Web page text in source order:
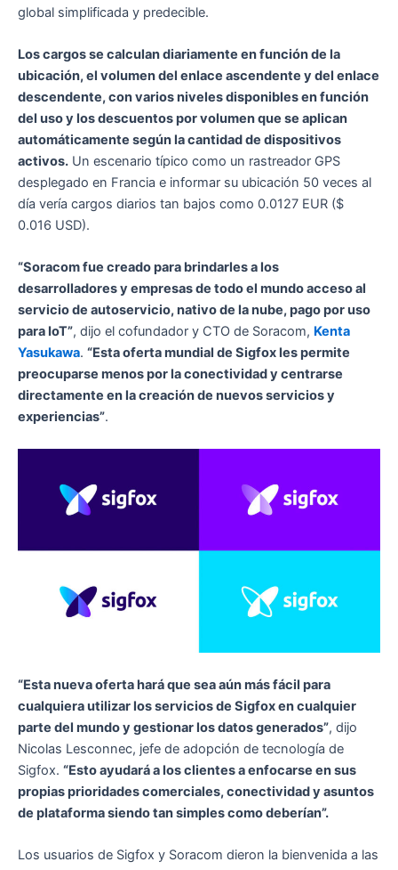
global simplificada y predecible.
Los cargos se calculan diariamente en función de la
ubicación, el volumen del enlace ascendente y del enlace
descendente, con varios niveles disponibles en función
del uso y los descuentos por volumen que se aplican
automáticamente según la cantidad de dispositivos
activos. Un escenario típico como un rastreador GPS
desplegado en Francia e informar su ubicación 50 veces al
día vería cargos diarios tan bajos como 0.0127 EUR ($
0.016 USD).
“Soracom fue creado para brindarles a los
desarrolladores y empresas de todo el mundo acceso al
servicio de autoservicio, nativo de la nube, pago por uso
para IoT”, dijo el cofundador y CTO de Soracom, Kenta
Yasukawa. “Esta oferta mundial de Sigfox les permite
preocuparse menos por la conectividad y centrarse
directamente en la creación de nuevos servicios y
experiencias”.
“Esta nueva oferta hará que sea aún más fácil para
cualquiera utilizar los servicios de Sigfox en cualquier
parte del mundo y gestionar los datos generados”, dijo
Nicolas Lesconnec, jefe de adopción de tecnología de
Sigfox. “Esto ayudará a los clientes a enfocarse en sus
propias prioridades comerciales, conectividad y asuntos
de plataforma siendo tan simples como deberían”.
Los usuarios de Sigfox y Soracom dieron la bienvenida a las